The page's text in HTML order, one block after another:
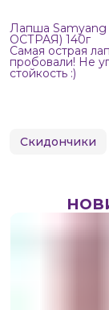
Лапша Samyang
ОСТРАЯ) 140г
Самая острая
пробовали! Не
стойкость :)
Скидончики